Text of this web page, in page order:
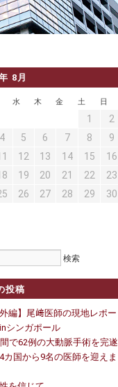
8月
水 木 金 土 日
1
2
4 5 6 7 8
9
12 13 14 15
16
19 20 21 22
23
26 27 28 29
30
投稿
外編】尾﨑医師の現地レポー
シンガポール
で62例の大動脈手術を完遂
カ国から9名の医師を迎えま